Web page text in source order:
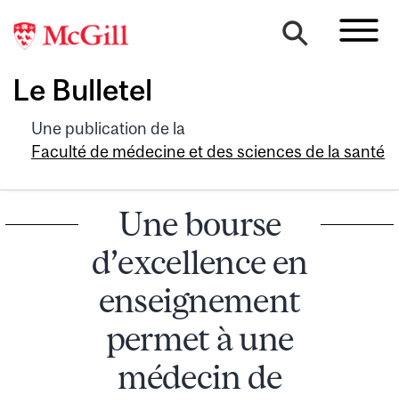
Le Bulletel
Une publication de la
Faculté de médecine et des sciences de la santé
Une bourse
d’excellence en
enseignement
permet à une
médecin de